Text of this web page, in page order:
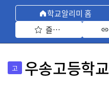
학교알리미 홈
즐겨찾기 선택
고 우송고등학교